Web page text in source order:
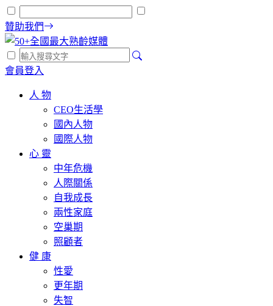
贊助我們
會員登入
人 物
CEO生活學
國內人物
國際人物
心 靈
中年危機
人際關係
自我成長
兩性家庭
空巢期
照顧者
健 康
性愛
更年期
失智